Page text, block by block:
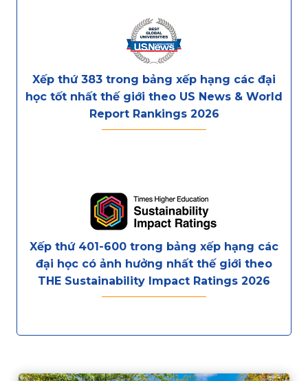
Xếp thứ 383 trong bảng xếp hạng các đại
học tốt nhất thế giới theo US News & World
Report Rankings 2026
Xếp thứ 401-600 trong bảng xếp hạng các
đại học có ảnh hưởng nhất thế giới theo
THE Sustainability Impact Ratings 2026